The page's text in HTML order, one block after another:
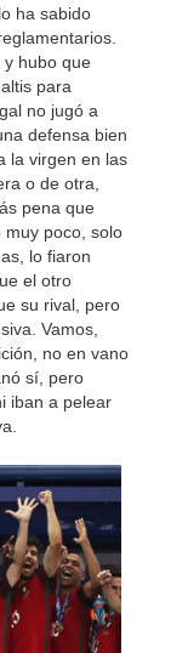
ha sabido
y hubo que
para
no jugó a
defensa bien
la virgen en las
o de otra,
pena que
muy poco, solo
lo fiaron
el otro
su rival, pero
Vamos,
no en vano
sí, pero
iban a pelear